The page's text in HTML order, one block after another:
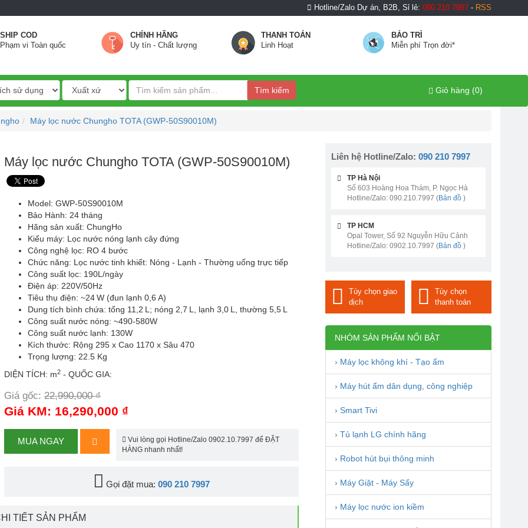
Hotline/Zalo Dự án, B2B, Sỉ lẻ: 090 210 7997 - RSS
SHIP COD
Phạm vi Toàn quốc
CHÍNH HÃNG
Uy tín - Chất lượng
THANH TOÁN
Linh Hoạt
BẢO TRÌ
Miễn phí Trọn đời*
Tìm kiếm Giỏ hàng (0)
Máy lọc nước Chungho TOTA (GWP-50S90010M)
Máy lọc nước Chungho TOTA (GWP-50S90010M)
Model: GWP-50S90010M
Bảo Hành: 24 tháng
Hãng sản xuất: ChungHo
Kiểu máy: Lọc nước nóng lạnh cây đứng
Công nghệ lọc: RO 4 bước
Chức năng: Lọc nước tinh khiết: Nóng - Lạnh - Thường uống trực tiếp
Công suất lọc: 190L/ngày
Điện áp: 220V/50Hz
Tiêu thụ điện: ~24 W (đun lạnh 0,6 A)
Dung tích bình chứa: tổng 11,2 L; nóng 2,7 L, lạnh 3,0 L, thường 5,5 L
Công suất nước nóng: ~490-580W
Công suất nước lạnh: 130W
Kích thước: Rộng 295 x Cao 1170 x Sâu 470
Trọng lượng: 22.5 Kg
DIỆN TÍCH: m2 - QUỐC GIA:
Giá gốc:22,990,000 ₫
Giá KM: 16,290,000 ₫
MUA NGAY
Vui lòng gọi Hotline/Zalo 0902.10.7997 để ĐẶT
HÀNG nhanh nhất!
Gọi đặt mua: 090 210 7997
TIẾT SẢN PHẨM
Liên hệ Hotline/Zalo: 090 210 7997
TP Hà Nội
Số 603 Hoàng Hoa Thám, P. Ngọc Hà
Hotline/Zalo: 090.210.7997 (Bản đồ)
TP HCM
Opal Tower, Số 92 Nguyễn Hữu Cảnh
Hotline/Zalo: 0902.10.7997 (Bản đồ)
Tùy chọn giao
dịch
Tùy chọn
thanh toán
NHÓM SẢN PHẨM NỔI BẬT
› Máy lọc không khí - Tạo ẩm
› Máy hút ẩm dân dụng, công nghiệp
› Smart Tivi
› Tủ lạnh LG chính hãng
› Robot hút bụi thông minh
› Máy Giặt - Máy Sấy
› Máy lọc nước ion kiềm